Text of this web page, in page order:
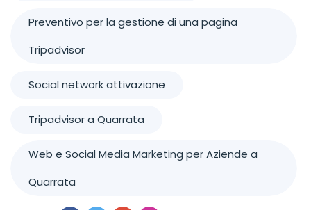
Preventivo per la gestione di una pagina
Tripadvisor
Social network attivazione
Tripadvisor a Quarrata
Web e Social Media Marketing per Aziende a
Quarrata